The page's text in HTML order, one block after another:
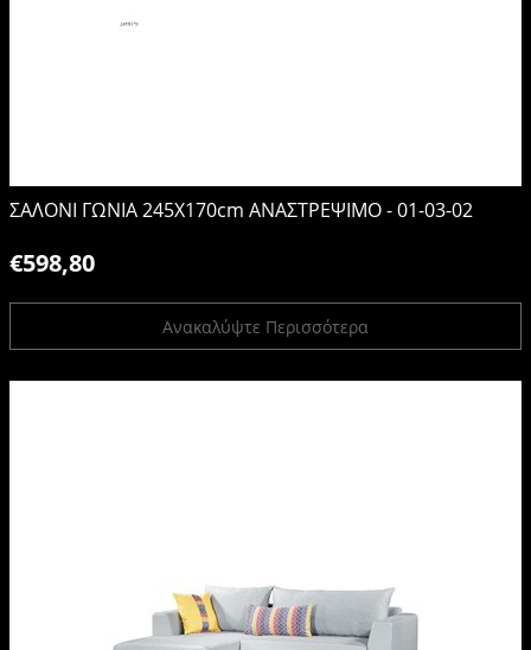
ΣΑΛΟΝΙ ΓΩΝΙΑ 245X170cm ΑΝΑΣΤΡΕΨΙΜΟ - 01-03-02
€598,80
Ανακαλύψτε Περισσότερα